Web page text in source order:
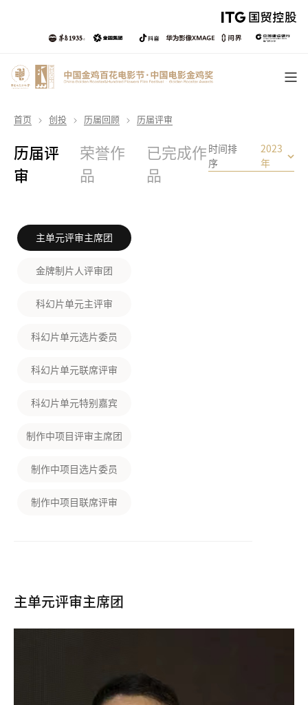
首页 创投 历届回顾 历届评审
历届评
审
荣誉作
品
已完成作
品
时间排
序
2023
年
主单元评审主席团
金牌制片人评审团
科幻片单元主评审
科幻片单元选片委员
科幻片单元联席评审
科幻片单元特别嘉宾
制作中项目评审主席团
制作中项目选片委员
制作中项目联席评审
主单元评审主席团